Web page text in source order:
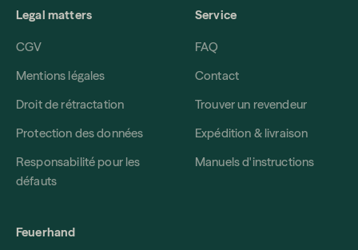
Legal matters
CGV
Mentions légales
Droit de rétractation
Protection des données
Responsabilité pour les
défauts
Service
FAQ
Contact
Trouver un revendeur
Expédition & livraison
Manuels d'instructions
Feuerhand